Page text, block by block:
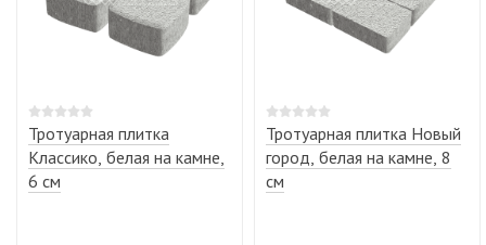
Тротуарная плитка
Классико, белая на камне,
6 см
Тротуарная плитка Новый
город, белая на камне, 8
см